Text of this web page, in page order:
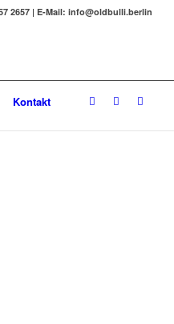
2657 | E-Mail: info@oldbulli.berlin
Kontakt